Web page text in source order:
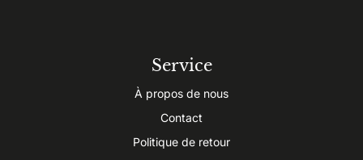
Service
À propos de nous
Contact
Politique de retour